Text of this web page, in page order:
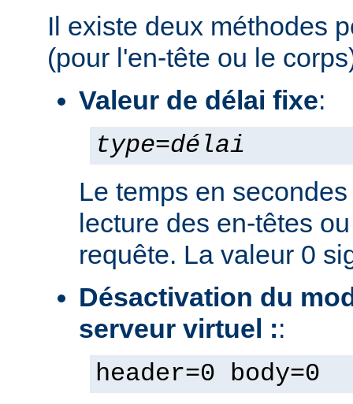
Il existe deux méthodes
(pour l'en-tête ou le
Valeur de délai fixe:
type=délai
Le temps en
lecture des en-têtes
requête. La valeur 0
Désactivation du
serveur virtuel ::
header=0 body=0